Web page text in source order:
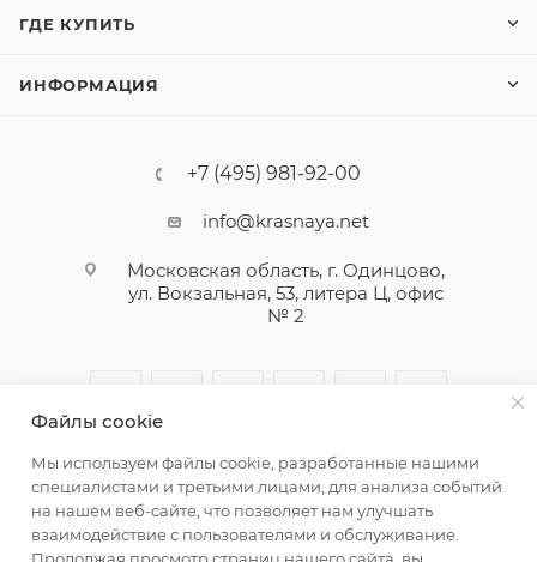
ГДЕ КУПИТЬ
ИНФОРМАЦИЯ
+7 (495) 981-92-00
info@krasnaya.net
Московская область, г. Одинцово,
ул. Вокзальная, 53, литера Ц, офис
№ 2
© 2026 Русская Косметика. Все права защищены
Файлы cookie
Мы используем файлы cookie, разработанные нашими
специалистами и третьими лицами, для анализа событий
на нашем веб-сайте, что позволяет нам улучшать
взаимодействие с пользователями и обслуживание.